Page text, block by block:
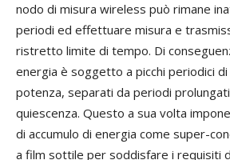
nodo di misura wireless può rimane
periodi ed effettuare misura e
ristretto limite di tempo. Di
energia è soggetto a picchi periodici
potenza, separati da periodi
quiescenza. Questo a sua volta
di accumulo di energia come super-
a film sottile per soddisfare i requisiti